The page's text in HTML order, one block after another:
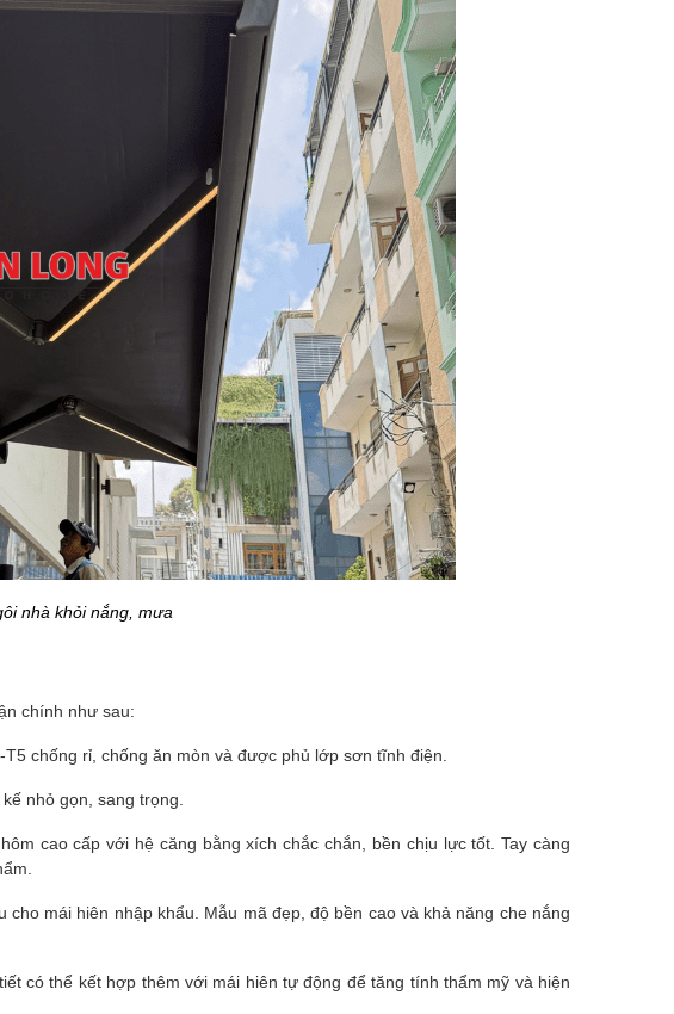
nhà khỏi nắng, mưa
chính như sau:
chống rỉ, chống ăn mòn và được phủ lớp sơn tĩnh điện.
nhỏ gọn, sang trọng.
cao cấp với hệ căng bằng xích chắc chắn, bền chịu lực tốt. Tay càng
mái hiên nhập khẩu. Mẫu mã đẹp, độ bền cao và khả năng che nắng
có thể kết hợp thêm với mái hiên tự động để tăng tính thẩm mỹ và hiện